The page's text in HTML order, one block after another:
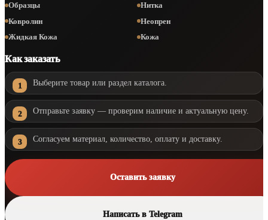
Образцы
Нитка
Ковролин
Неопрен
Жидкая Кожа
Кожа
Как заказать
Выберите товар или раздел каталога.
Отправьте заявку — проверим наличие и актуальную цену.
Согласуем материал, количество, оплату и доставку.
Оставить заявку
Написать в Telegram